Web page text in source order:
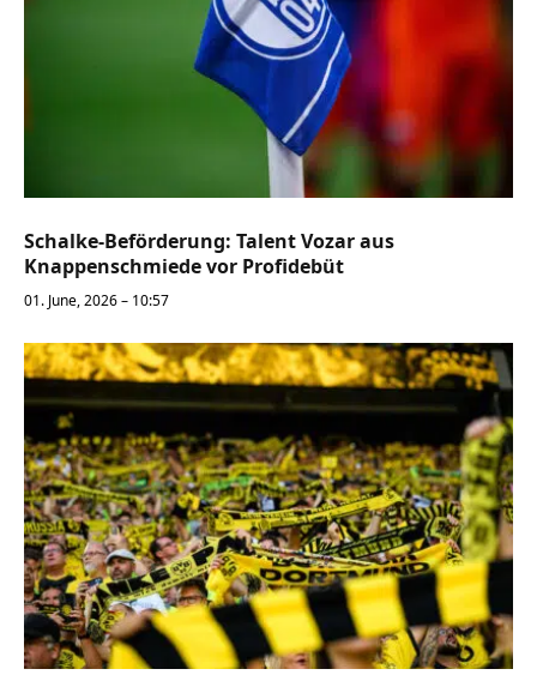
Schalke-Beförderung: Talent Vozar aus
Knappenschmiede vor Profidebüt
01. June, 2026 – 10:57